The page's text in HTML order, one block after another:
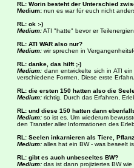
RL: Worin besteht der Unterschied
Medium: nun es war für euch nicht
RL: ok :-)
Medium:ATI "hatte" bevor er
RL: ATI WAR also nur?
Medium: wir sprechen in
RL: danke, das hilft ;-)
Medium: dann entwickelte sich in ATI
verschiedene Formen. Diese erste
RL: die ersten 150 hatten also die
Medium: richtig. Durch das Erfahren,
RL: und diese 150 hatten dann
Medium: so ist es. Um wiederum
den Transfer aller Informationen des
RL: Seelen inkarnieren als Tiere,
Medium: alles hat ein BW - was beseelt
RL: gibt es auch unbeseeltes BW?
Medium: das ist dann projiziertes BW